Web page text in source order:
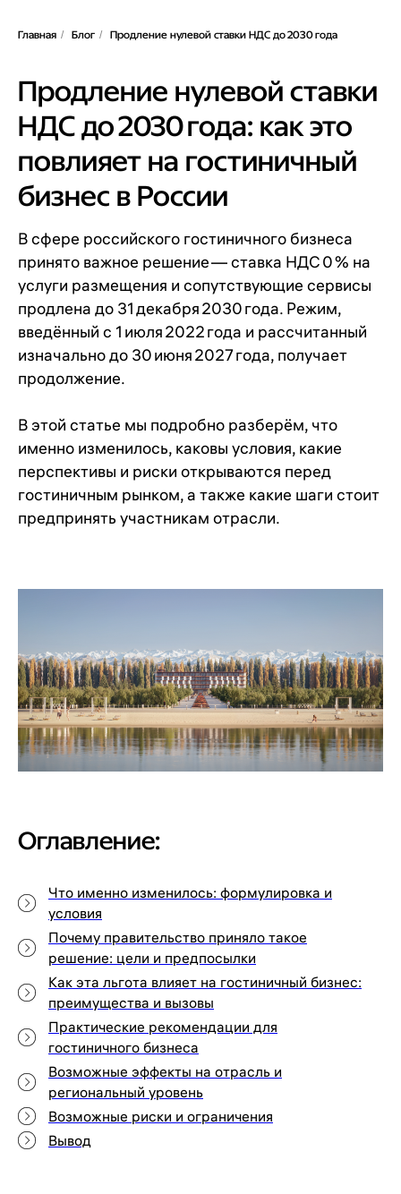
Главная / Блог / Продление нулевой ставки НДС до 2030 года
Продление нулевой ставки
НДС до 2030 года: как это
повлияет на гостиничный
бизнес в России
В сфере российского гостиничного бизнеса
принято важное решение — ставка НДС 0 % на
услуги размещения и сопутствующие сервисы
продлена до 31 декабря 2030 года. Режим,
введённый с 1 июля 2022 года и рассчитанный
изначально до 30 июня 2027 года, получает
продолжение.
В этой статье мы подробно разберём, что
именно изменилось, каковы условия, какие
перспективы и риски открываются перед
гостиничным рынком, а также какие шаги стоит
предпринять участникам отрасли.
Оглавление:
Что именно изменилось: формулировка и
условия
Почему правительство приняло такое
решение: цели и предпосылки
Как эта льгота влияет на гостиничный бизнес:
преимущества и вызовы
Практические рекомендации для
гостиничного бизнеса
Возможные эффекты на отрасль и
региональный уровень
Возможные риски и ограничения
Вывод